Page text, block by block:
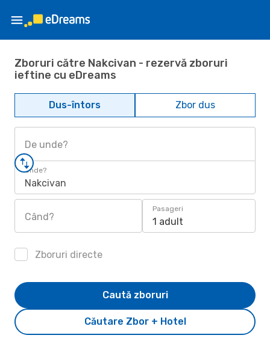
Zboruri către Nakcivan - rezervă zboruri
ieftine cu eDreams
Dus-întors Zbor dus
De unde?
Unde?
Nakcivan
Când?
Pasageri
1 adult
Zboruri directe
Căutare Zbor + Hotel
Caută zboruri